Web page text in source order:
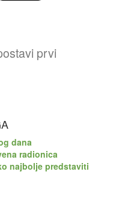
prvi
dana
radionica
najbolje predstaviti